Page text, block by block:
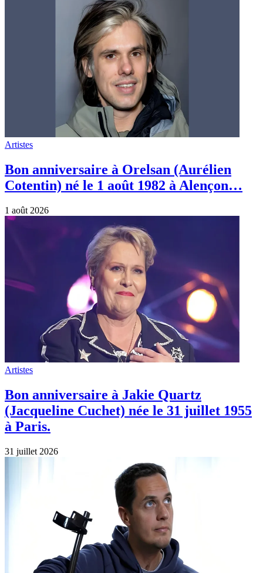
Artistes
Bon anniversaire à Orelsan (Aurélien
Cotentin) né le 1 août 1982 à Alençon…
1 août 2026
Artistes
Bon anniversaire à Jakie Quartz
(Jacqueline Cuchet) née le 31 juillet 1955
à Paris.
31 juillet 2026